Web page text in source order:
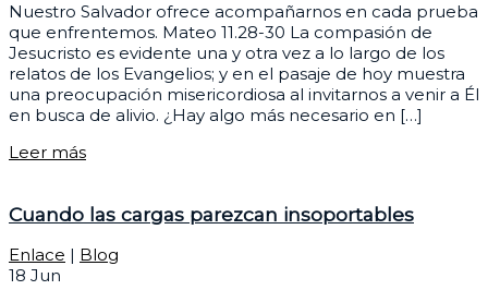
Nuestro Salvador ofrece acompañarnos en cada prueba
que enfrentemos. Mateo 11.28-30 La compasión de
Jesucristo es evidente una y otra vez a lo largo de los
relatos de los Evangelios; y en el pasaje de hoy muestra
una preocupación misericordiosa al invitarnos a venir a Él
en busca de alivio. ¿Hay algo más necesario en […]
Leer más
Cuando las cargas parezcan insoportables
Enlace | Blog
18 Jun